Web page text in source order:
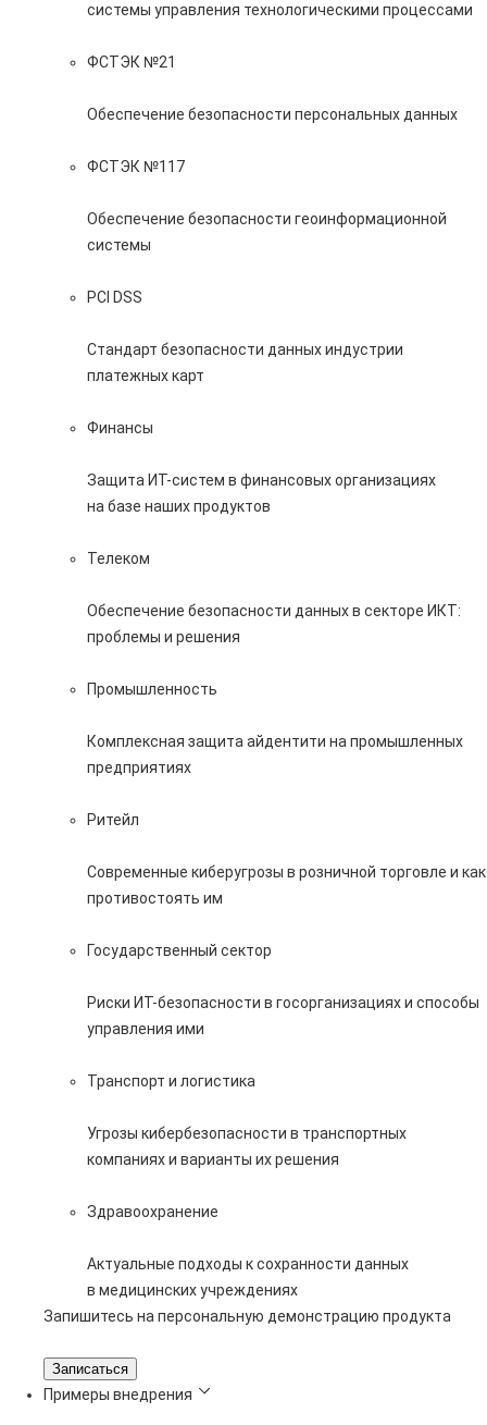
системы управления технологическими процессами
ФСТЭК №21
Обеспечение безопасности персональных данных
ФСТЭК №117
Обеспечение безопасности геоинформационной
системы
PCI DSS
Стандарт безопасности данных индустрии
платежных карт
Финансы
Защита ИТ-систем в финансовых организациях
на базе наших продуктов
Телеком
Обеспечение безопасности данных в секторе ИКТ:
проблемы и решения
Промышленность
Комплексная защита айдентити на промышленных
предприятиях
Ритейл
Современные киберугрозы в розничной торговле и как
противостоять им
Государственный сектор
Риски ИТ-безопасности в госорганизациях и способы
управления ими
Транспорт и логистика
Угрозы кибербезопасности в транспортных
компаниях и варианты их решения
Здравоохранение
Актуальные подходы к сохранности данных
в медицинских учреждениях
Запишитесь на персональную демонстрацию продукта
Записаться
Примеры внедрения